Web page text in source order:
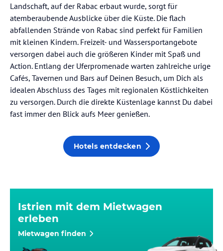
Landschaft, auf der Rabac erbaut wurde, sorgt für
atemberaubende Ausblicke über die Küste. Die flach
abfallenden Strände von Rabac sind perfekt für Familien
mit kleinen Kindern. Freizeit- und Wassersportangebote
versorgen dabei auch die größeren Kinder mit Spaß und
Action. Entlang der Uferpromenade warten zahlreiche urige
Cafés, Tavernen und Bars auf Deinen Besuch, um Dich als
idealen Abschluss des Tages mit regionalen Köstlichkeiten
zu versorgen. Durch die direkte Küstenlage kannst Du dabei
fast immer den Blick aufs Meer genießen.
Hotels entdecken
Istrien mit dem Mietwagen
erleben
Mietwagen finden